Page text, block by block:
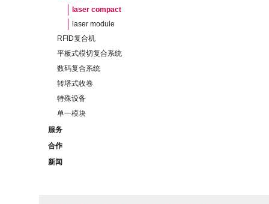
laser compact
laser module
RFID复合机
平板式模切复合系统
数码复合系统
转塔式收卷
特殊设备
单一模块
服务
合作
新闻